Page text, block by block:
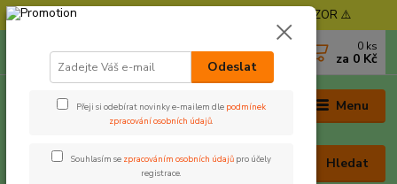
⚠️ POZOR - Objednávky expedujeme od 11. 8. - POZOR ⚠️
Menu
Hledat
0 ks
za 0 Kč
Odeslat
Přeji si odebírat novinky e-mailem dle podmínek
zpracování osobních údajů.
Souhlasím se zpracováním osobních údajů pro účely
registrace.